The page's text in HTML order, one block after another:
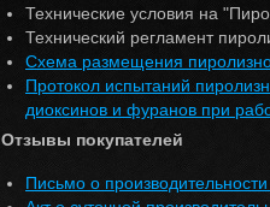
Технические условия на
Технический регламент
Схема размещения
Протокол испытаний
диоксинов и фуранов при
Отзывы покупателей
Письмо о